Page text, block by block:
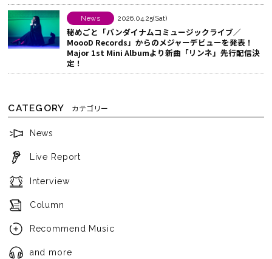
News 2026.04.25(Sat)
秘めごと「バンダイナムコミュージックライブ／
MoooD Records」からのメジャーデビューを発表！
Major 1st Mini Albumより新曲「リンネ」先行配信決
定！
CATEGORY カテゴリー
News
Live Report
Interview
Column
Recommend Music
and more